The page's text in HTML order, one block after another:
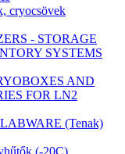
cryocsövek
- STORAGE
SYSTEMS
AND
FOR LN2
(Tenak)
(-20C)